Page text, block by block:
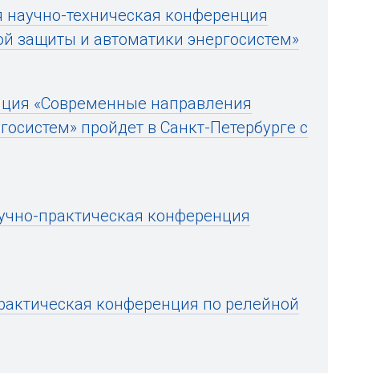
техническая конференция
защиты и автоматики энергосистем»
«Современные направления
пройдет в Санкт-Петербурге с
практическая конференция
конференция по релейной